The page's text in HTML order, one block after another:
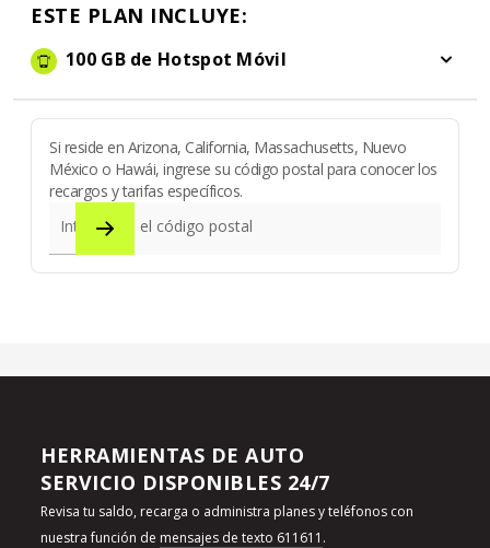
ESTE PLAN INCLUYE:
100 GB de Hotspot Móvil
Si reside en Arizona, California, Massachusetts, Nuevo
México o Hawái, ingrese su código postal para conocer los
recargos y tarifas específicos.
Introduzca el código postal
HERRAMIENTAS DE AUTO
SERVICIO DISPONIBLES 24/7
Revisa tu saldo, recarga o administra planes y teléfonos con
nuestra función de mensajes de texto 611611 .